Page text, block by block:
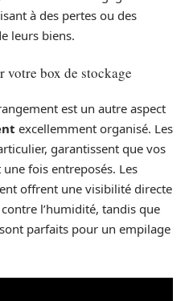
à des pertes ou des
leurs biens.
box de stockage
est un autre aspect
excellemment organisé. Les
garantissent que vos
fois entreposés. Les
offrent une visibilité directe
l’humidité, tandis que
parfaits pour un empilage